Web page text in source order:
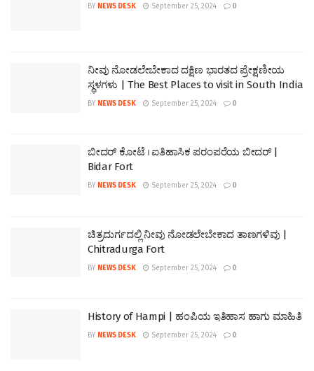
BY NEWS DESK September 25, 2024 0
ನೀವು ನೋಡಲೇಬೇಕಾದ ದಕ್ಷಿಣ ಭಾರತದ ಪ್ರೇಕ್ಷಣೀಯ
ಸ್ಥಳಗಳು | The Best Places to visit in South India
BY NEWS DESK September 25, 2024 0
ಬೀದರ್ ಕೋಟೆ । ಐತಿಹಾಸಿಕ ಪರಂಪರೆಯ ಬೀದರ್ |
Bidar Fort
BY NEWS DESK September 25, 2024 0
ಚಿತ್ರದುರ್ಗದಲ್ಲಿ ನೀವು ನೋಡಲೇಬೇಕಾದ ತಾಣಗಳಿವು |
Chitradurga Fort
BY NEWS DESK September 25, 2024 0
History of Hampi | ಹಂಪಿಯ ಇತಿಹಾಸ ಹಾಗು ಮಾಹಿತಿ
BY NEWS DESK September 25, 2024 0